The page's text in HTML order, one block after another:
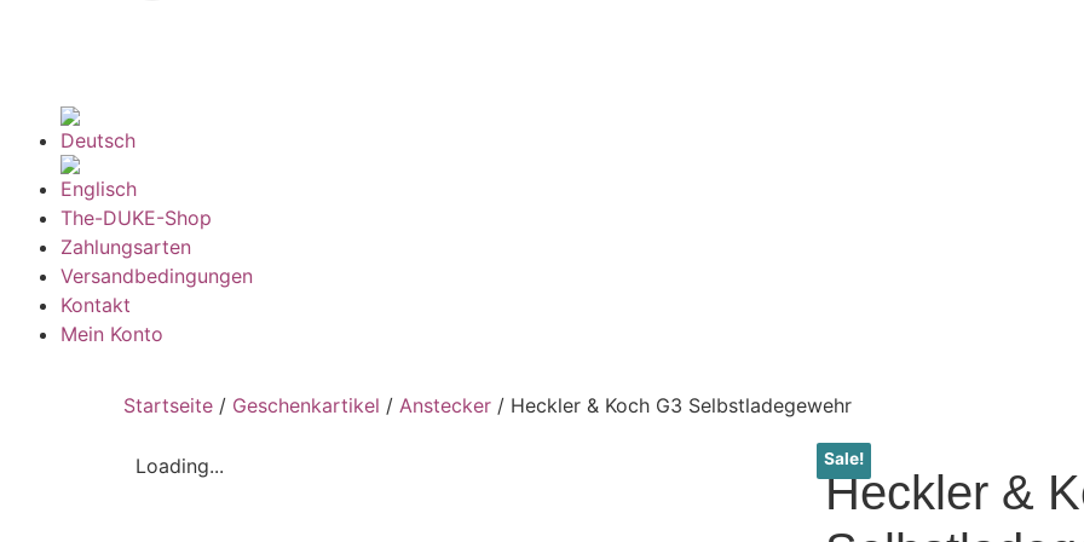
The-DUKE-Shop
Zahlungsarten
Versandbedingungen
Kontakt
Mein Konto
Startseite / Geschenkartikel / Anstecker / Heckler & Koch G3 Selbstladegewehr
Loading... Sale!
Heckler &